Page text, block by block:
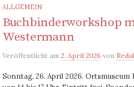
ALLGEMEIN
Buchbinderworkshop
Westermann
Veröffentlicht am 2. April 2026 von
Sonntag, 26. April 2026.